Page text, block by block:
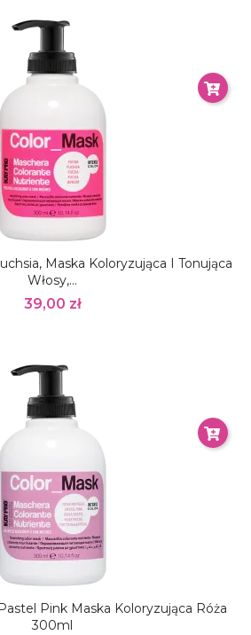
Maska Koloryzująca I Tonująca
Włosy,...
39,00 zł
Pink Maska Koloryzująca Róża
300ml